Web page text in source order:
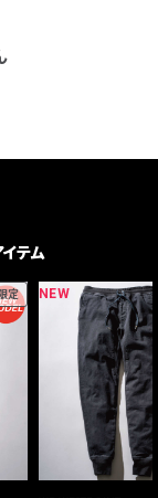
テム
定 NEW